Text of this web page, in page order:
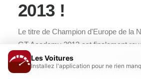
2013 !
Le titre de Champion d'Europe de la
GT Academy 2013 est finalement
Faisca, un étudiant de 24 ans
Portugal. Ce joueur de Gran
Les Voitures